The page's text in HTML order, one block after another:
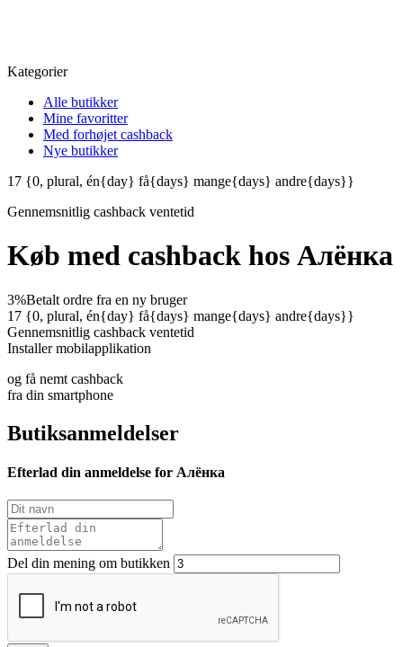
Kategorier
Alle butikker
Mine favoritter
Med forhøjet cashback
Nye butikker
17 {0, plural, én{day} få{days} mange{days} andre{days}}
Gennemsnitlig cashback ventetid
Køb med cashback hos Алёнка
3%Betalt ordre fra en ny bruger
17 {0, plural, én{day} få{days} mange{days} andre{days}}
Gennemsnitlig cashback ventetid
Installer mobilapplikation
og få nemt cashback
fra din smartphone
Butiksanmeldelser
Efterlad din anmeldelse for Алёнка
Del din mening om butikken